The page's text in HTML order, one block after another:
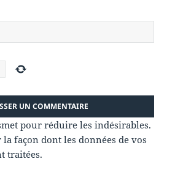
pour réduire les indésirables.
façon dont les données de vos
traitées.